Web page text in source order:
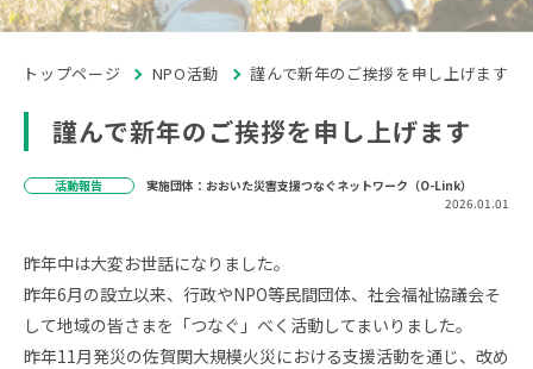
トップページ NPO活動 謹んで新年のご挨拶を申し上げます
謹んで新年のご挨拶を申し上げます
活動報告
実施団体：おおいた災害支援つなぐネットワーク（O-Link）
2026.01.01
昨年中は大変お世話になりました。
昨年6月の設立以来、行政やNPO等民間団体、社会福祉協議会そ
して地域の皆さまを「つなぐ」べく活動してまいりました。
昨年11月発災の佐賀関大規模火災における支援活動を通じ、改め